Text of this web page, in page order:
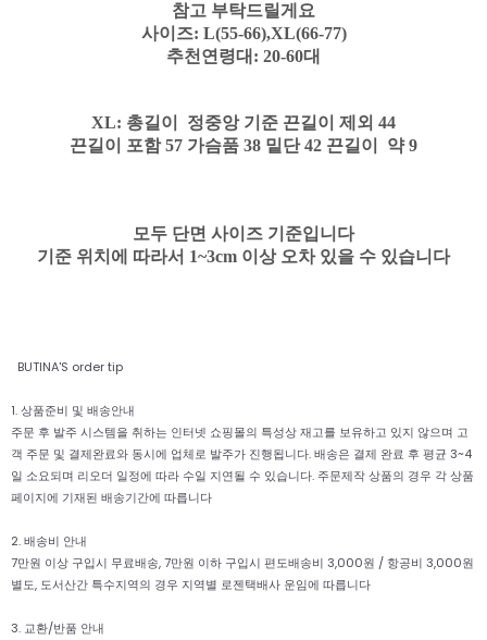
참고 부탁드릴게요
사이즈: L(55-66),XL(66-77)
추천연령대: 20-60대
XL: 총길이 정중앙 기준 끈길이 제외 44
끈길이 포함 57 가슴품 38 밑단 42 끈길이 약 9
모두 단면 사이즈 기준입니다
기준 위치에 따라서 1~3cm 이상 오차 있을 수 있습니다
BUTINA'S order tip
1. 상품준비 및 배송안내
주문 후 발주 시스템을 취하는 인터넷 쇼핑몰의 특성상 재고를 보유하고 있지 않으며 고
객 주문 및 결제완료와 동시에 업체로 발주가 진행됩니다. 배송은 결제 완료 후 평균 3~4
일 소요되며 리오더 일정에 따라 수일 지연될 수 있습니다. 주문제작 상품의 경우 각 상품
페이지에 기재된 배송기간에 따릅니다
2. 배송비 안내
7만원 이상 구입시 무료배송, 7만원 이하 구입시 편도배송비 3,000원 / 항공비 3,000원
별도, 도서산간 특수지역의 경우 지역별 로젠택배사 운임에 따릅니다
3. 교환/반품 안내